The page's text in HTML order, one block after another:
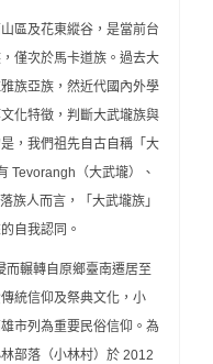
區及花東縱谷，是當前台
僅次於馬卡道族。過去大
族亞族，然近代國內外學
化特徵，判斷大武壠族與
，我們祖先自古自稱「大
Tevorangh（大武壠）、
族人而言，「大武壠族」
自我認同。
而輾轉自原鄉臺南遷居至
統信仰及祭典文化，小
市列為重要民俗信仰。為
部落（小林村）於 2012